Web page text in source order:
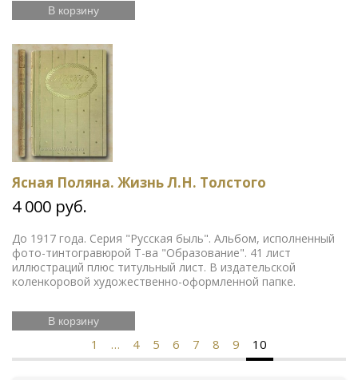
В корзину
Ясная Поляна. Жизнь Л.Н. Толстого
4 000 руб.
До 1917 года. Серия "Русская быль". Альбом, исполненный
фото-тинтогравюрой Т-ва "Образование". 41 лист
иллюстраций плюс титульный лист. В издательской
коленкоровой художественно-оформленной папке.
В корзину
1 … 4 5 6 7 8 9 10